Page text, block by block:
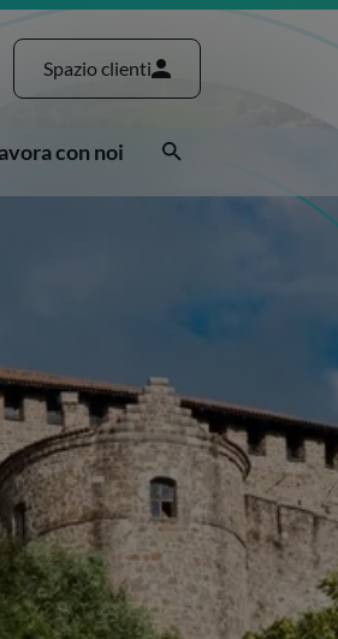
Spazio clienti
con noi